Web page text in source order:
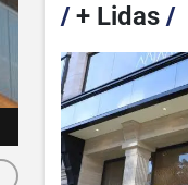
/+ Lidas /